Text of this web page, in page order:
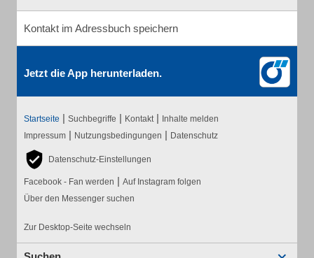
Kontakt im Adressbuch speichern
Jetzt die App herunterladen.
Startseite | Suchbegriffe | Kontakt | Inhalte melden
Impressum | Nutzungsbedingungen | Datenschutz
Datenschutz-Einstellungen
Facebook - Fan werden | Auf Instagram folgen
Über den Messenger suchen
Zur Desktop-Seite wechseln